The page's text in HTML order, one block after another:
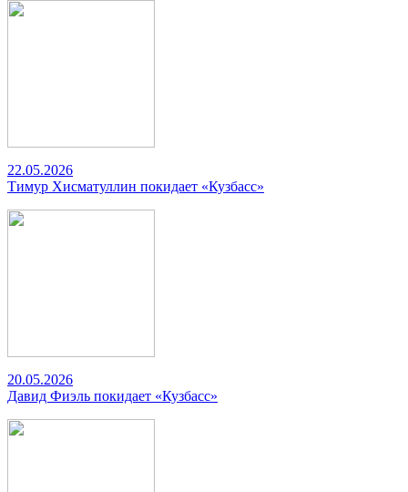
22.05.2026
Тимур Хисматуллин покидает «Кузбасс»
20.05.2026
Давид Фиэль покидает «Кузбасс»